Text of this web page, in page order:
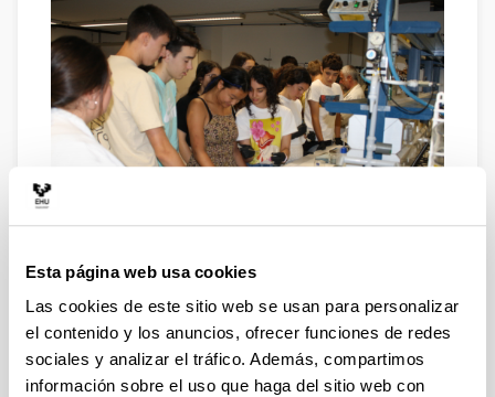
Esta página web usa cookies
Las cookies de este sitio web se usan para personalizar
el contenido y los anuncios, ofrecer funciones de redes
sociales y analizar el tráfico. Además, compartimos
información sobre el uso que haga del sitio web con